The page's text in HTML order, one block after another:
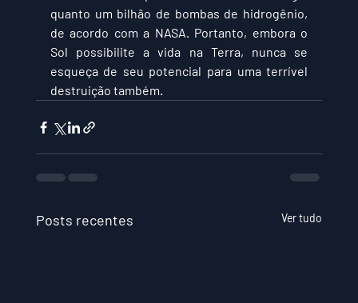
quanto um bilhão de bombas de hidrogênio,
de acordo com a NASA. Portanto, embora o
Sol possibilite a vida na Terra, nunca se
esqueça de seu potencial para uma terrível
destruição também.
Posts recentes Ver tudo